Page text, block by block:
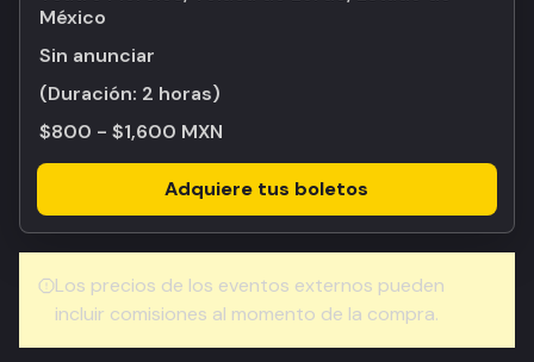
México
Sin anunciar
(Duración: 2 horas)
$800 - $1,600 MXN
Adquiere tus boletos
Los precios de los eventos externos pueden
incluir comisiones al momento de la compra.